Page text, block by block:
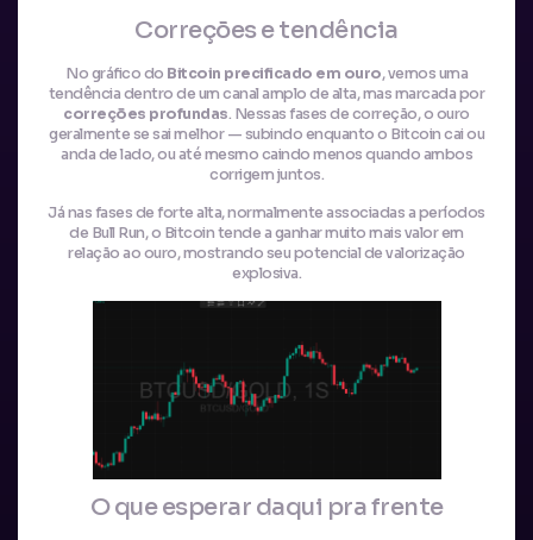
Correções e tendência
No gráfico do Bitcoin precificado em ouro, vemos uma
tendência dentro de um canal amplo de alta, mas marcada por
correções profundas. Nessas fases de correção, o ouro
geralmente se sai melhor — subindo enquanto o Bitcoin cai ou
anda de lado, ou até mesmo caindo menos quando ambos
corrigem juntos.
Já nas fases de forte alta, normalmente associadas a períodos
de Bull Run, o Bitcoin tende a ganhar muito mais valor em
relação ao ouro, mostrando seu potencial de valorização
explosiva.
O que esperar daqui pra frente